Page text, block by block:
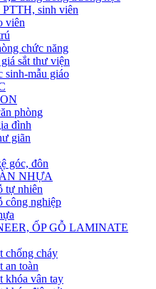
PTTH, sinh viên
viên
chức năng
sắt thư viện
sinh-mẫu giáo
phòng
đình
giãn
góc, đôn
NHỰA
tự nhiên
công nghiệp
ỐP GỖ LAMINATE
chống cháy
an toàn
khóa vân tay